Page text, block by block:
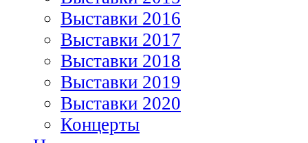
Выставки 2016
Выставки 2017
Выставки 2018
Выставки 2019
Выставки 2020
Концерты